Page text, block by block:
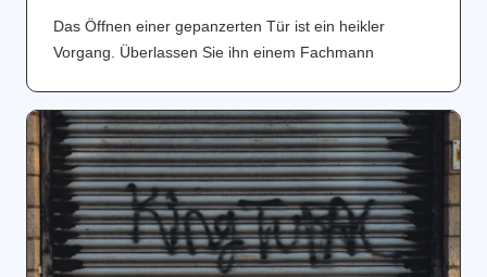
Das Öffnen einer gepanzerten Tür ist ein heikler
Vorgang. Überlassen Sie ihn einem Fachmann